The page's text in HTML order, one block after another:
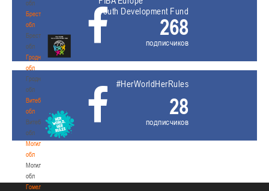
обл
Брестская
обл
Брестская
обл
Гродненская
обл
Гродненская
обл
Витебская
обл
Витебская
обл
Могилевская
обл
Могилевская
обл
Гомельская
Youth Development Fund
268
подписчиков
#HerWorldHerRules
28
подписчиков